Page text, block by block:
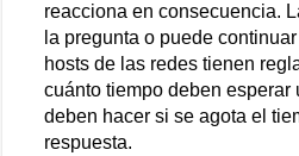
reacciona en consecuencia.
la pregunta o puede
hosts de las redes tienen
cuánto tiempo deben esperar
deben hacer si se agota el
respuesta.